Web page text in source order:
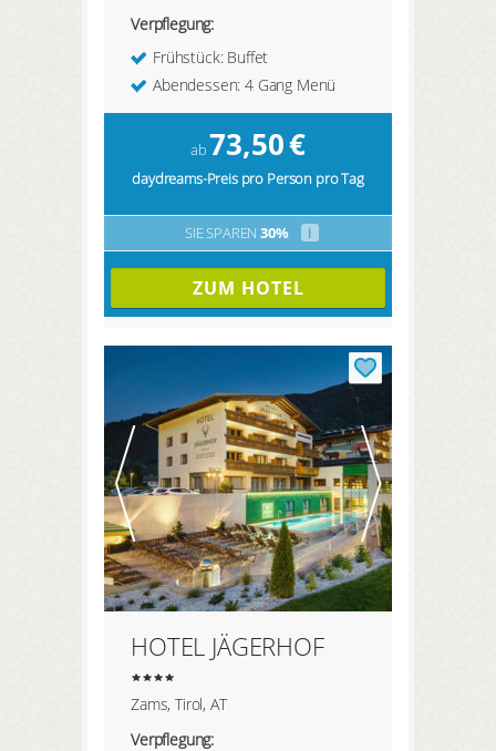
Verpflegung:
Frühstück: Buffet
Abendessen: 4 Gang Menü
ab73,50€
daydreams-Preis pro Person pro Tag
SIE SPAREN 30% i
ZUM HOTEL
HOTEL JÄGERHOF
Zams, Tirol, AT
Verpflegung: